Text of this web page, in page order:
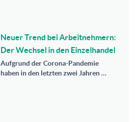
Neuer Trend bei Arbeitnehmern:
Der Wechsel in den Einzelhandel
Aufgrund der Corona-Pandemie
haben in den letzten zwei Jahren …